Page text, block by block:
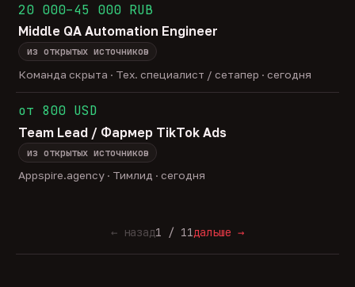
20 000–45 000 RUB
Middle QA Automation Engineer
из открытых источников
Команда скрыта · Тех. специалист / сетапер · сегодня
от 800 USD
Team Lead / Фармер TikTok Ads
из открытых источников
Appspire.agency · Тимлид · сегодня
← назад1 / 11дальше →